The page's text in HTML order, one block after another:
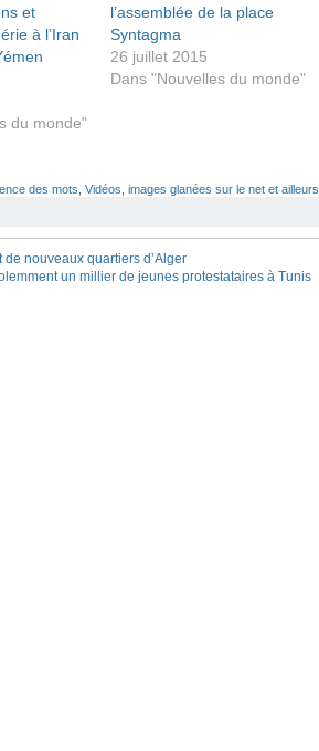
et
à l’Iran
du monde"
l’assemblée de la place
Syntagma
26 juillet 2015
Dans "Nouvelles du monde"
des mots Vidéos, images glanées sur le net et ailleurs
nouveaux quartiers d’Alger
un millier de jeunes protestataires à Tunis